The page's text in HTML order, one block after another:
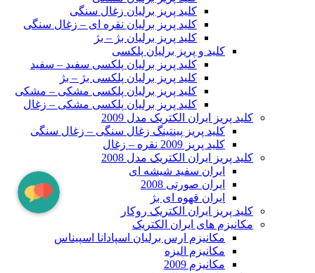
کلید پریز برلیان زغال سنگی
کلید پریز برلیان نقره ای – زغال سنگی
کلید پریز برلیان بژ – بژ
کلید و پریز برلیان پلکسی
کلید پریز برلیان پلکسی سفید – سفید
کلید پریز برلیان پلکسی بژ – بژ
کلید پریز برلیان پلکسی مشکی – مشکی
کلید پریز برلیان پلکسی مشکی – زغال
کلید پریز ایران الکتریک مدل 2009
کلید پریز پینتینگ زغال سنگی – زغال سنگی
کلید پریز 2009 نقره – زغال
کلید پریز ایران الکتریک مدل 2008
ایران سفید شیشه ای
ایران صورتی 2008
ایران قهوه ای بژ
کلید پریز ایران الکتریک روکار
مکانیزم های ایران الکتریک
مکانیزم ارس برلیان اسپادانا اسپیناس
مکانیزم الیزه
مکانیزم 2009